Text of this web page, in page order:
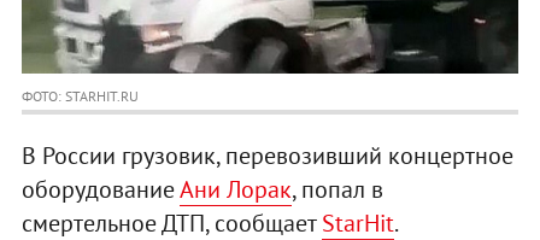
ФОТО: STARHIT.RU
В России грузовик, перевозивший концертное
оборудованиеАни Лорак, попал в
смертельное ДТП, сообщаетStarHit.